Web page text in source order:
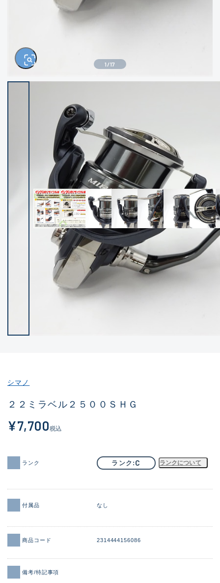
イシグロ岡崎大樹寺店
イシグロ焼津店
イシグロ沼津店
イシグロ駿東柿田川店
イシグロ磐田店
イシグロ富士店
イシグロ御殿場店
イシグロ伊東店
(102538)
SA(2966)
A(17341)
B+(12322)
B(22013)
C(38877)
新商品(2101)
価格
1 /17
シマノ
２２ミラベル２５００ＳＨＧ
¥7,700税込
ランク ランク C ランクについて
付属品 なし
商品コード 2314444156086
備考/特記事項